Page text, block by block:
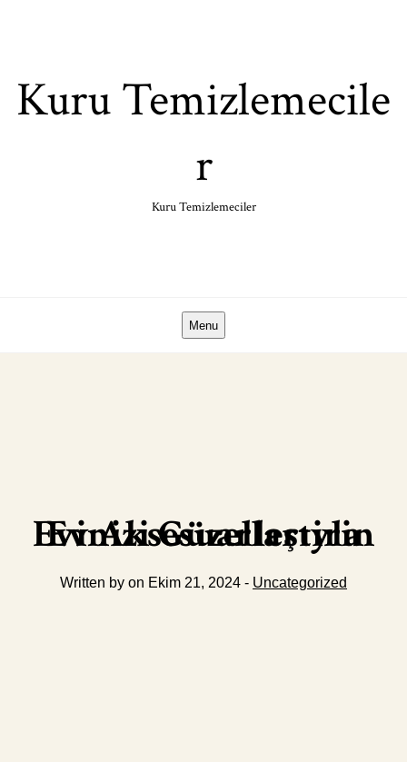
Kuru Temizlemecile
r
Kuru Temizlemeciler
Menu
Ev Aksesuarlarıyla Evinizi Güzelleştirin
Written by on Ekim 21, 2024 - Uncategorized